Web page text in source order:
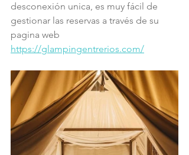
desconexión unica, es muy fácil de
gestionar las reservas a través de su
pagina web
https://glampingentrerios.com/